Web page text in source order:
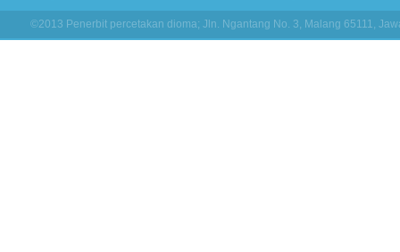
©2013 Penerbit percetakan dioma; Jln. Ngantang No. 3, Malang 65111,